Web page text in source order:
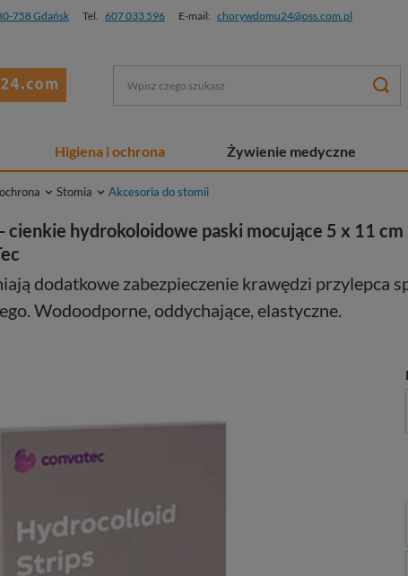
758 Gdańsk Tel. 607 033 596 E-mail: chorywdomu24@oss.com.pl
Higiena i ochrona Żywienie medyczne
Stomia Akcesoria do stomii
cienkie hydrokoloidowe paski mocujące 5 x 11
dodatkowe zabezpieczenie krawędzi przylepca
Wodoodporne, oddychające, elastyczne.